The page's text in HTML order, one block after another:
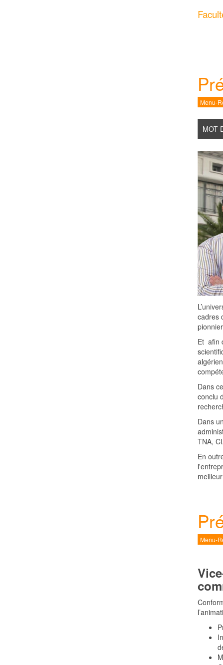
Menu-
MOT
cadres
Et afin
Dans
conclu
Dans
TNA,
En
Menu-